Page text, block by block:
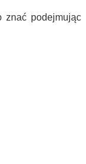
znać podejmując